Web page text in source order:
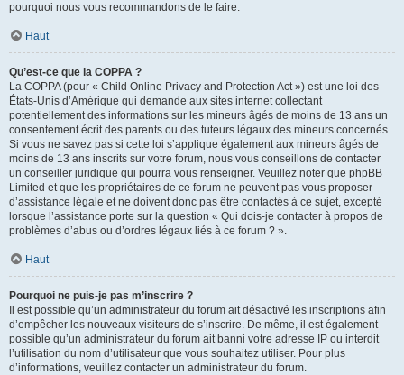
pourquoi nous vous recommandons de le faire.
Haut
Qu’est-ce que la COPPA ?
La COPPA (pour « Child Online Privacy and Protection Act ») est une loi des
États-Unis d’Amérique qui demande aux sites internet collectant
potentiellement des informations sur les mineurs âgés de moins de 13 ans un
consentement écrit des parents ou des tuteurs légaux des mineurs concernés.
Si vous ne savez pas si cette loi s’applique également aux mineurs âgés de
moins de 13 ans inscrits sur votre forum, nous vous conseillons de contacter
un conseiller juridique qui pourra vous renseigner. Veuillez noter que phpBB
Limited et que les propriétaires de ce forum ne peuvent pas vous proposer
d’assistance légale et ne doivent donc pas être contactés à ce sujet, excepté
lorsque l’assistance porte sur la question « Qui dois-je contacter à propos de
problèmes d’abus ou d’ordres légaux liés à ce forum ? ».
Haut
Pourquoi ne puis-je pas m’inscrire ?
Il est possible qu’un administrateur du forum ait désactivé les inscriptions afin
d’empêcher les nouveaux visiteurs de s’inscrire. De même, il est également
possible qu’un administrateur du forum ait banni votre adresse IP ou interdit
l’utilisation du nom d’utilisateur que vous souhaitez utiliser. Pour plus
d’informations, veuillez contacter un administrateur du forum.